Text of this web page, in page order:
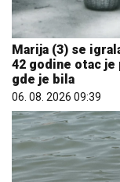
Marija (3) se
42 godine otac je
gde je bila
06. 08. 2026 09:39